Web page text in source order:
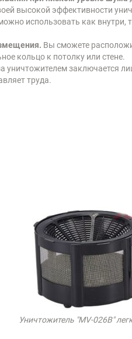
высокой эффективности
использовать как внутри,
Вы сможете
кольцо к потолку или стене.
уничтожителем заключается
труда.
Уничтожитель "MV-026B"